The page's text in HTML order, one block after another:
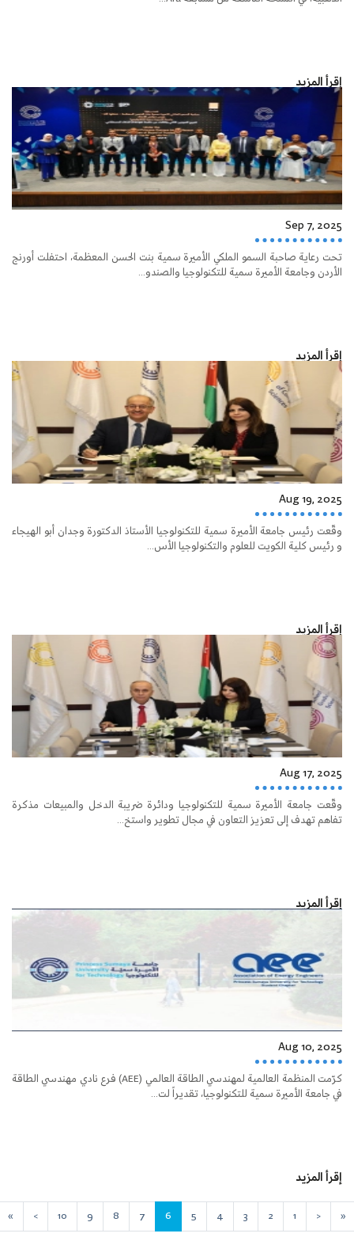
إقرأ المزيد
Sep 7, 2025
تحت رعاية صاحبة السمو الملكي الأميرة سمية بنت الحسن المعظمة، احتفلت أورنج
الأردن وجامعة الأميرة سمية للتكنولوجيا والصندو...
إقرأ المزيد
Aug 19, 2025
وقّعت رئيس جامعة الأميرة سمية للتكنولوجيا الأستاذ الدكتورة وجدان أبو الهيجاء
و رئيس كلية الكويت للعلوم والتكنولوجيا الأس...
إقرأ المزيد
Aug 17, 2025
وقّعت جامعة الأميرة سمية للتكنولوجيا ودائرة ضريبة الدخل والمبيعات مذكرة
تفاهم تهدف إلى تعزيز التعاون في مجال تطوير واستخ...
إقرأ المزيد
Aug 10, 2025
كرّمت المنظمة العالمية لمهندسي الطاقة العالمي (AEE) فرع نادي مهندسي الطاقة
في جامعة الأميرة سمية للتكنولوجيا، تقديراً لت...
إقرأ المزيد
«
<
1
2
3
4
5
6
7
8
9
10
>
»